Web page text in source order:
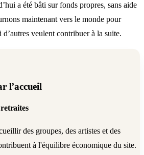
a été bâti sur fonds propres, sans aide
maintenant vers le monde pour
veulent contribuer à la suite.
l’accueil
des groupes, des artistes et des
à l'équilibre économique du site.